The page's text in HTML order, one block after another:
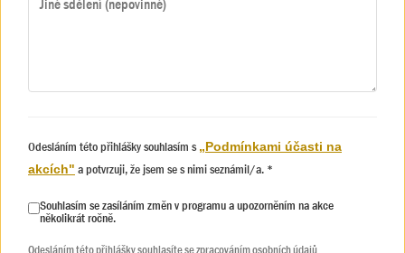
Odesláním této přihlášky souhlasím s„Podmínkami účasti na
akcích" a potvrzuji, že jsem se s nimi seznámil/a. *
Souhlasím se zasíláním změn v programu a upozorněním na akce
několikrát ročně.